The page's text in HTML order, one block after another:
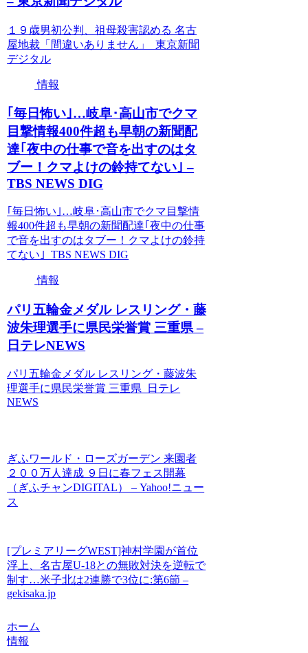
１９歳男初公判、祖母殺害認める 名古
屋地裁「間違いありません」 東京新聞
デジタル
情報
｢毎日怖い｣…岐阜･高山市でクマ
目撃情報400件超も早朝の新聞配
達｢夜中の仕事で音を出すのはタ
ブー！クマよけの鈴持てない｣ –
TBS NEWS DIG
｢毎日怖い｣…岐阜･高山市でクマ目撃情
報400件超も早朝の新聞配達｢夜中の仕事
で音を出すのはタブー！クマよけの鈴持
てない｣ TBS NEWS DIG
情報
パリ五輪金メダル レスリング・藤
波朱理選手に県民栄誉賞 三重県 –
日テレNEWS
パリ五輪金メダル レスリング・藤波朱
理選手に県民栄誉賞 三重県 日テレ
NEWS
ぎふワールド・ローズガーデン 来園者
２００万人達成 ９日に春フェス開幕
（ぎふチャンDIGITAL） – Yahoo!ニュー
ス
[プレミアリーグWEST]神村学園が首位
浮上、名古屋U-18との無敗対決を逆転で
制す…米子北は2連勝で3位に:第6節 –
gekisaka.jp
ホーム
情報